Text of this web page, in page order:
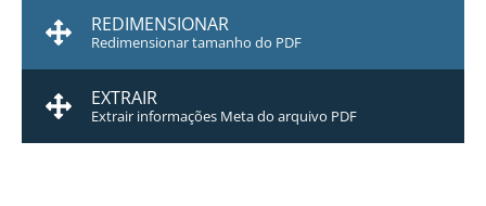
REDIMENSIONAR
Redimensionar tamanho do PDF
EXTRAIR
Extrair informações Meta do arquivo PDF